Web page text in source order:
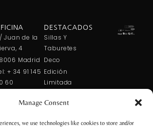
Manage Consent
we use technologies like cookies to store and/or
Juan de la
4
Madrid
+ 34 91 145
60
DESTACADOS
Sillas Y
Taburetes
Deco
Edición
Limitada
Mesa